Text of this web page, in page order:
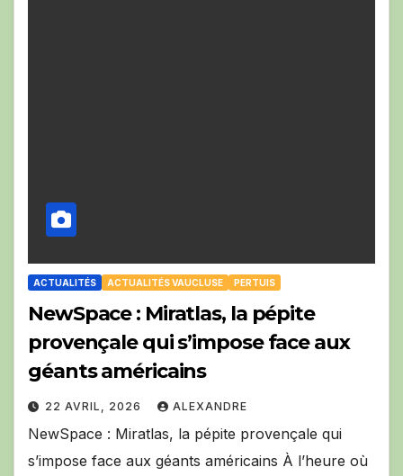
ACTUALITÉS ACTUALITÉS VAUCLUSE PERTUIS
NewSpace : Miratlas, la pépite
provençale qui s’impose face aux
géants américains
22 AVRIL, 2026 ALEXANDRE
NewSpace : Miratlas, la pépite provençale qui
s’impose face aux géants américains À l’heure où